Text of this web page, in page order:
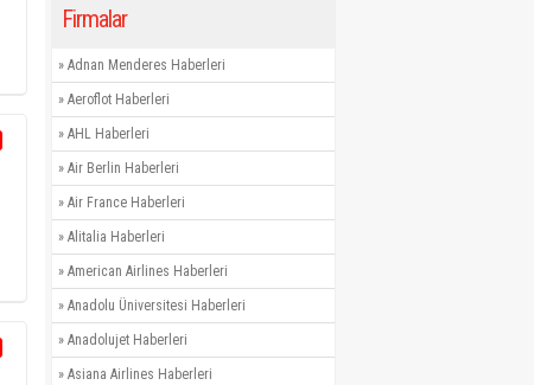
Firmalar
» Adnan Menderes Haberleri
» Aeroflot Haberleri
» AHL Haberleri
» Air Berlin Haberleri
» Air France Haberleri
» Alitalia Haberleri
» American Airlines Haberleri
» Anadolu Üniversitesi Haberleri
» Anadolujet Haberleri
» Asiana Airlines Haberleri